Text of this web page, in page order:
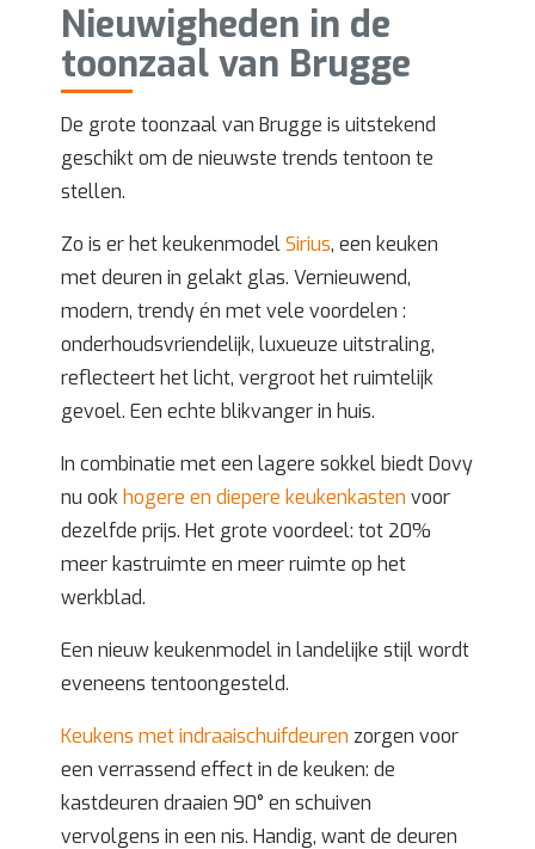
Nieuwigheden in de
toonzaal van Brugge
De grote toonzaal van Brugge is uitstekend
geschikt om de nieuwste trends tentoon te
stellen.
Zo is er het keukenmodelSirius, een keuken
met deuren in gelakt glas. Vernieuwend,
modern, trendy én met vele voordelen :
onderhoudsvriendelijk, luxueuze uitstraling,
reflecteert het licht, vergroot het ruimtelijk
gevoel. Een echte blikvanger in huis.
In combinatie met een lagere sokkel biedt Dovy
nu ookhogere en diepere keukenkasten voor
dezelfde prijs. Het grote voordeel: tot 20%
meer kastruimte en meer ruimte op het
werkblad.
Een nieuw keukenmodel in landelijke stijl wordt
eveneens tentoongesteld.
Keukens met indraaischuifdeuren zorgen voor
een verrassend effect in de keuken: de
kastdeuren draaien 90° en schuiven
vervolgens in een nis. Handig, want de deuren